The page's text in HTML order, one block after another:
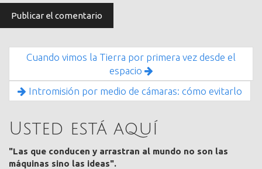
Cuando vimos la Tierra por primera vez desde el
espacio
Intromisión por medio de cámaras: cómo evitarlo
Usted está aquí
"Las que conducen y arrastran al mundo no son las
máquinas sino las ideas".